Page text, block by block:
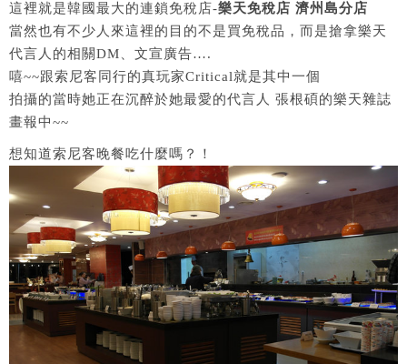
這裡就是韓國最大的連鎖免稅店-樂天免稅店 濟州島分店
當然也有不少人來這裡的目的不是買免稅品，而是搶拿樂天
代言人的相關DM、文宣廣告….
嘻~~跟索尼客同行的真玩家Critical就是其中一個
拍攝的當時她正在沉醉於她最愛的代言人 張根碩的樂天雜誌
畫報中~~
想知道索尼客晚餐吃什麼嗎？！